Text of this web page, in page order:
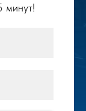
минут!